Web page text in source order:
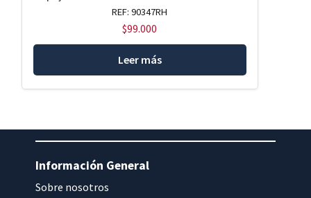
REF: 90347RH
$99.000
Leer más
Información General
Sobre nosotros